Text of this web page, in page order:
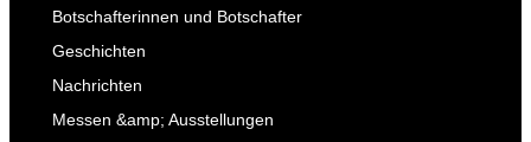
Botschafterinnen und Botschafter
Geschichten
Nachrichten
Messen &amp; Ausstellungen